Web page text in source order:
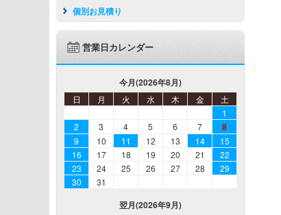
個別お見積り
営業日カレンダー
今月(2026年8月)
日 月 火 水 木 金
土
1
2
3 4 5 6 7 8
9 10 11 12 13 14
15
16
17 18 19 20 21
22
23
24 25 26 27 28
29
30
31
翌月(2026年9月)